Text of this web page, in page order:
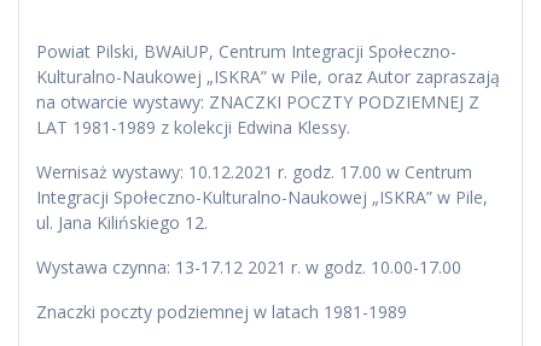
Powiat Pilski, BWAiUP, Centrum Integracji Społeczno-
Kulturalno-Naukowej „ISKRA” w Pile, oraz Autor zapraszają
na otwarcie wystawy: ZNACZKI POCZTY PODZIEMNEJ Z
LAT 1981-1989 z kolekcji Edwina Klessy.
Wernisaż wystawy: 10.12.2021 r. godz. 17.00 w Centrum
Integracji Społeczno-Kulturalno-Naukowej „ISKRA” w Pile,
ul. Jana Kilińskiego 12.
Wystawa czynna: 13-17.12 2021 r. w godz. 10.00-17.00
Znaczki poczty podziemnej w latach 1981-1989